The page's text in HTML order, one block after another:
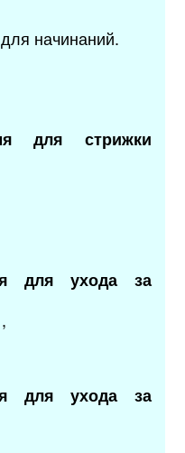
начинаний.
для стрижки
для ухода за
для ухода за